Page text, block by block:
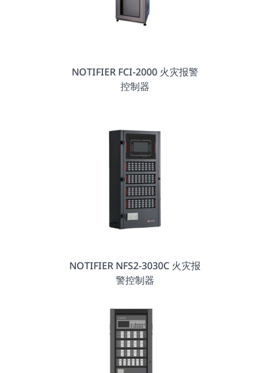
NOTIFIER FCI-2000 火灾报警
控制器
NOTIFIER NFS2-3030C 火灾报
警控制器